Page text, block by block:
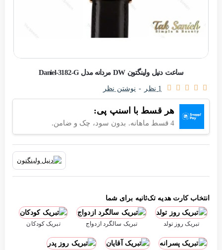
اتمام موجودی
ساعت دنیل ولینگتون DW مردانه مدل Daniel-3182-G
هر قسط با اسنپ پی:
4 قسط ماهانه. بدون سود، چک و ضامن.
1 نظر - نوشتن نظر
انتخاب کارت هدیه تک‌ثانیه برای شما
تبریک روز تولد تبریک سالگرد ازدواج تبریک کودکان